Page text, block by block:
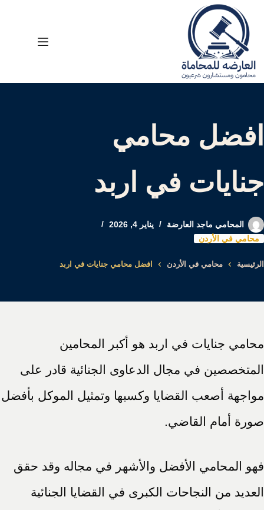
التجاوز
إلى
المحتوى
افضل محامي
جنايات في اربد
المحامي ماجد العارضة
يناير 4, 2026
محامي في الأردن
الرئيسية محامي في الأردن افضل محامي جنايات في اربد
محامي جنايات في اربد هو أكبر المحامين
المتخصصين في مجال الدعاوى الجنائية قادر على
مواجهة أصعب القضايا وكسبها وتمثيل الموكل بأفضل
صورة أمام القاضي.
فهو المحامي الأفضل والأشهر في مجاله وقد حقق
العديد من النجاحات الكبرى في القضايا الجنائية